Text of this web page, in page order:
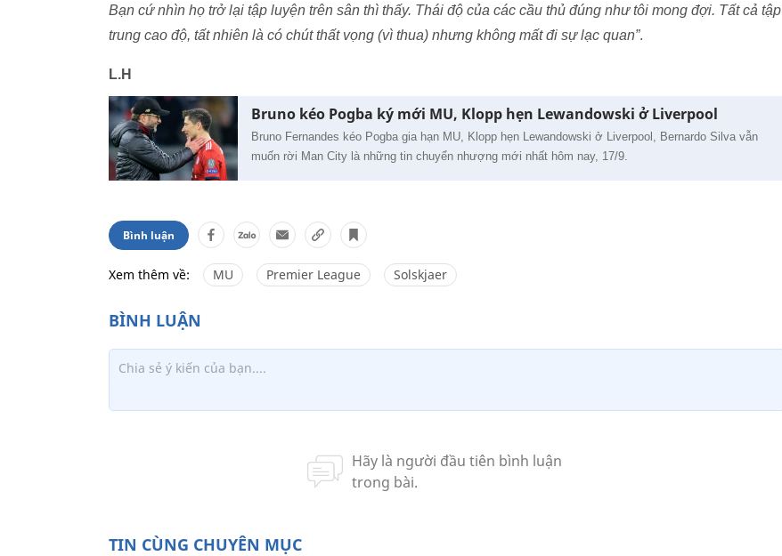
Bạn cứ nhìn họ trở lại tập luyện trên sân thì thấy. Thái độ của các cầu thủ đúng như tôi mong đợi. Tất cả tập
trung cao độ, tất nhiên là có chút thất vọng (vì thua) nhưng không mất đi sự lạc quan”.
L.H
Bruno kéo Pogba ký mới MU, Klopp hẹn Lewandowski ở Liverpool
Bruno Fernandes kéo Pogba gia hạn MU, Klopp hẹn Lewandowski ở Liverpool, Bernardo Silva vẫn
muốn rời Man City là những tin chuyển nhượng mới nhất hôm nay, 17/9.
Bình luận
Xem thêm về: MU Premier League Solskjaer
TIN CÙNG CHUYÊN MỤC